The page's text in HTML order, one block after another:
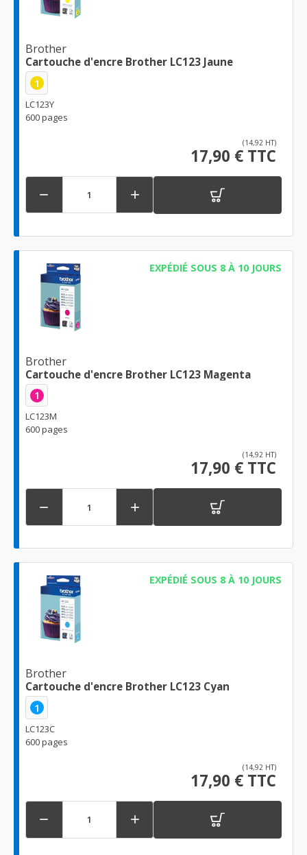
Brother
Cartouche d'encre Brother LC123 Jaune
1
LC123Y
600 pages
(14,92 HT)
17,90 € TTC
 
EXPÉDIÉ SOUS 8 À 10 JOURS
Brother
Cartouche d'encre Brother LC123 Magenta
1
LC123M
600 pages
(14,92 HT)
17,90 € TTC
 
EXPÉDIÉ SOUS 8 À 10 JOURS
Brother
Cartouche d'encre Brother LC123 Cyan
1
LC123C
600 pages
(14,92 HT)
17,90 € TTC
 